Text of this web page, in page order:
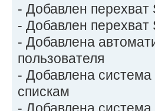
- Добавлен
- Добавлен
- Добавлена
пользователя
- Добавлена
спискам
- Добавлена